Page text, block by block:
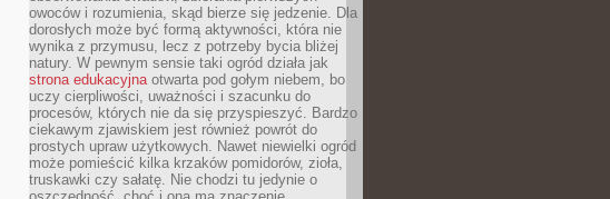
owoców i rozumienia, skąd bierze się jedzenie. Dla
dorosłych może być formą aktywności, która nie
wynika z przymusu, lecz z potrzeby bycia bliżej
natury. W pewnym sensie taki ogród działa jak
strona edukacyjnaotwarta pod gołym niebem, bo
uczy cierpliwości, uważności i szacunku do
procesów, których nie da się przyspieszyć. Bardzo
ciekawym zjawiskiem jest również powrót do
prostych upraw użytkowych. Nawet niewielki ogród
może pomieścić kilka krzaków pomidorów, zioła,
truskawki czy sałatę. Nie chodzi tu jedynie o